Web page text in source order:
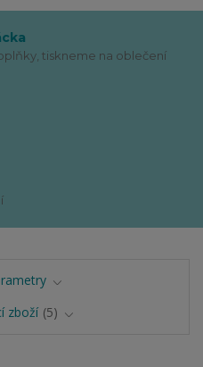
tiskneme na oblečení
zboží 5